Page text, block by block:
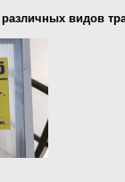
видов